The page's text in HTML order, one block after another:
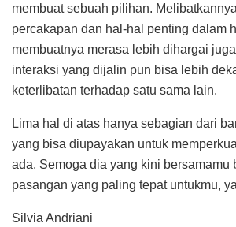
membuat sebuah pilihan.
percakapan dan hal-hal penting dalam
membuatnya merasa lebih dihargai
interaksi yang dijalin pun bisa lebih
keterlibatan terhadap satu sama lain.
Lima hal di atas hanya sebagian dari
yang bisa diupayakan untuk
ada. Semoga dia yang kini bersamamu
pasangan yang paling tepat untukmu,
Silvia Andriani